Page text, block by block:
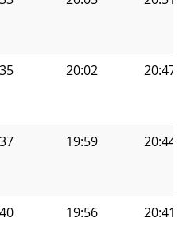
20:02 20:47
19:59 20:44
19:56 20:41